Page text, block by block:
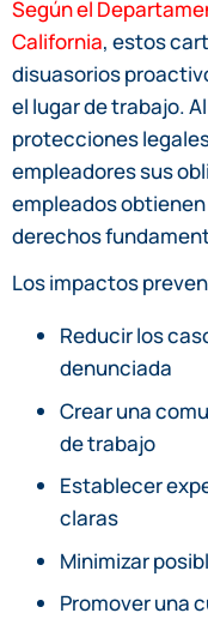
Según el
California, estos
disuasorios
el lugar de trabajo.
protecciones
empleadores sus
empleados
derechos
Los impactos
Reducir los
denunciada
Crear una
de trabajo
Establecer
claras
Minimizar
Promover una